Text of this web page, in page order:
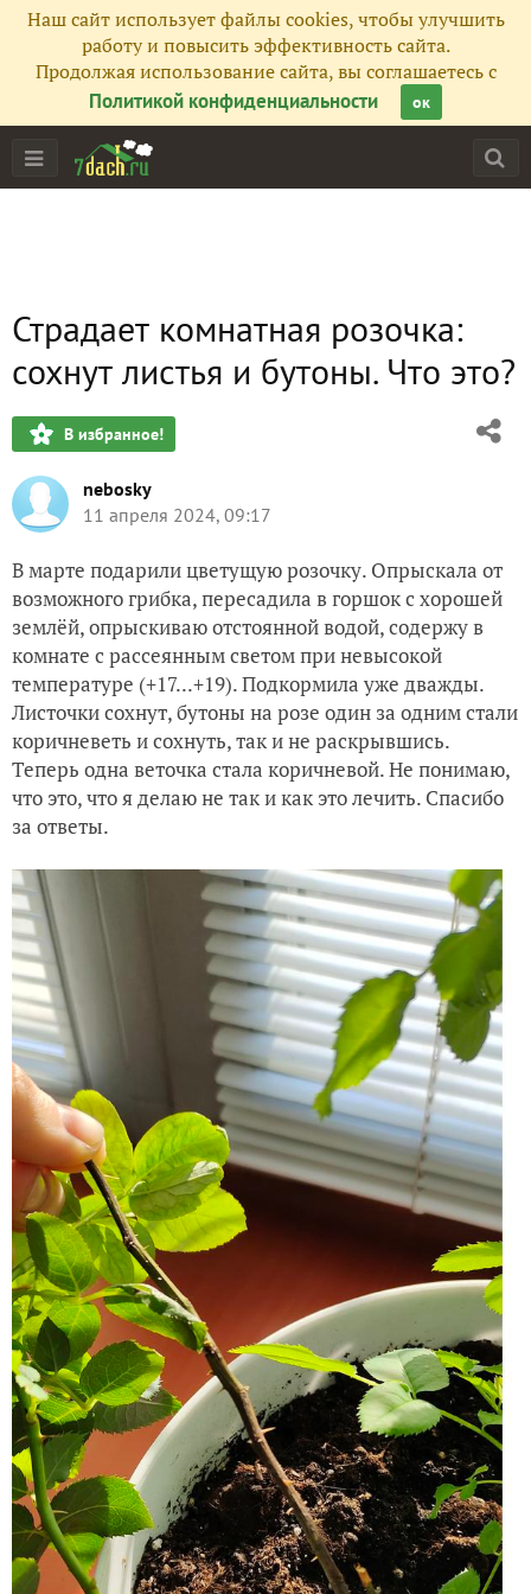
Наш сайт использует файлы cookies, чтобы улучшить
работу и повысить эффективность сайта.
Продолжая использование сайта, вы соглашаетесь с
Политикой конфиденциальности
ок
Страдает комнатная розочка:
сохнут листья и бутоны. Что это?
В избранное!
nebosky
11 апреля 2024, 09:17
В марте подарили цветущую розочку. Опрыскала от
возможного грибка, пересадила в горшок с хорошей
землёй, опрыскиваю отстоянной водой, содержу в
комнате с рассеянным светом при невысокой
температуре (+17...+19). Подкормила уже дважды.
Листочки сохнут, бутоны на розе один за одним стали
коричневеть и сохнуть, так и не раскрывшись.
Теперь одна веточка стала коричневой. Не понимаю,
что это, что я делаю не так и как это лечить. Спасибо
за ответы.